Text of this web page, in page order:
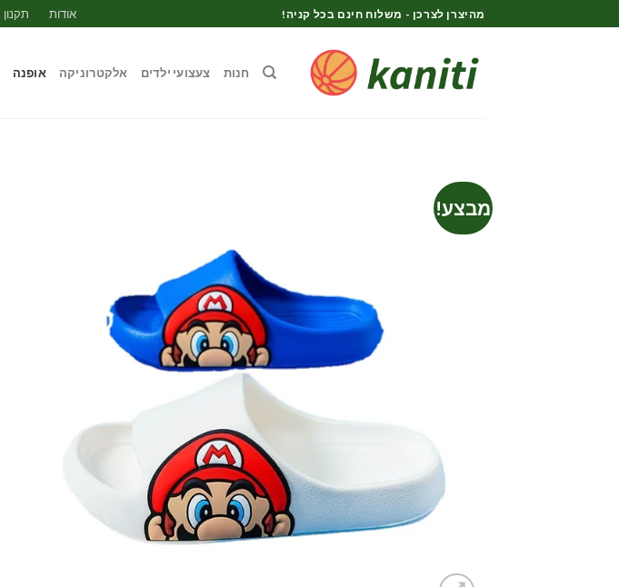
to
מהיצרן לצרכן - משלוח חינם בכל קניה! אודות תקנון
חנות צעצועי ילדים אלקטרוניקה אופנה
מבצע!